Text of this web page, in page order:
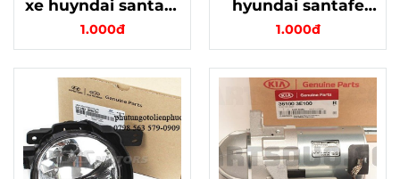
xe huyndai santafe
chính hãng, chất
1.000đ
hyundai santafe
chính hãng
1.000đ